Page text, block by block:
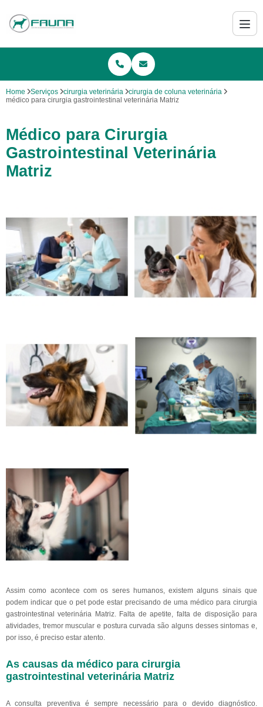
Home Serviços cirurgia veterinária
cirurgia de coluna veterinária
médico para cirurgia gastrointestinal veterinária Matriz
Médico para Cirurgia
Gastrointestinal Veterinária
Matriz
Assim como acontece com os seres humanos, existem alguns sinais que
podem indicar que o pet pode estar precisando de uma médico para cirurgia
gastrointestinal veterinária Matriz. Falta de apetite, falta de disposição para
atividades, tremor muscular e postura curvada são alguns desses sintomas e,
por isso, é preciso estar atento.
As causas da médico para cirurgia
gastrointestinal veterinária Matriz
A consulta preventiva é sempre necessário para o devido diagnóstico.